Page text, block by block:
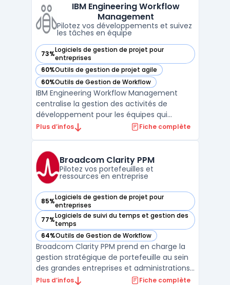
plateforme pour visualiser l’avancement
des act ...
IBM Engineering Workflow
Management
Pilotez vos développements et suivez
les tâches en équipe
73%Logiciels de gestion de projet pour
entreprises
— voir IBM Engineering Workflow Management dans cette
60%Outils de gestion de projet agile
— voir IBM Engineering Workflow Management dans cette
60%Outils de Gestion de Workflow
— voir IBM Engineering Workflow Management dans cette
IBM Engineering Workflow Management
centralise la gestion des activités de
développement pour les équipes qui
organisent les livrables, suivent les
cycle de vie logiciel à grande échelle où la
coordination entre man ...
Plus d’infos Fiche complète
Broadcom Clarity PPM
Pilotez vos portefeuilles et
ressources en entreprise
85%Logiciels de gestion de projet pour
entreprises
— voir Broadcom Clarity PPM dans cette catégorie
77%Logiciels de suivi du temps et gestion des
temps
— voir Broadcom Clarity PPM dans cette catégorie
64%Outils de Gestion de Workflow
— voir Broadcom Clarity PPM dans cette catégorie
Broadcom Clarity PPM prend en charge la
gestion stratégique de portefeuille au sein
des grandes entreprises et administrations
publiques. Le logiciel s’adresse aux équipes
Plus d’infos Fiche complète